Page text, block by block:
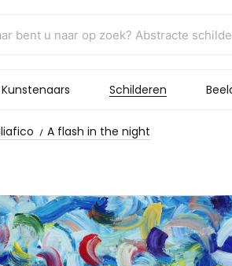
Kunstenaars Schilderen
A flash in the night